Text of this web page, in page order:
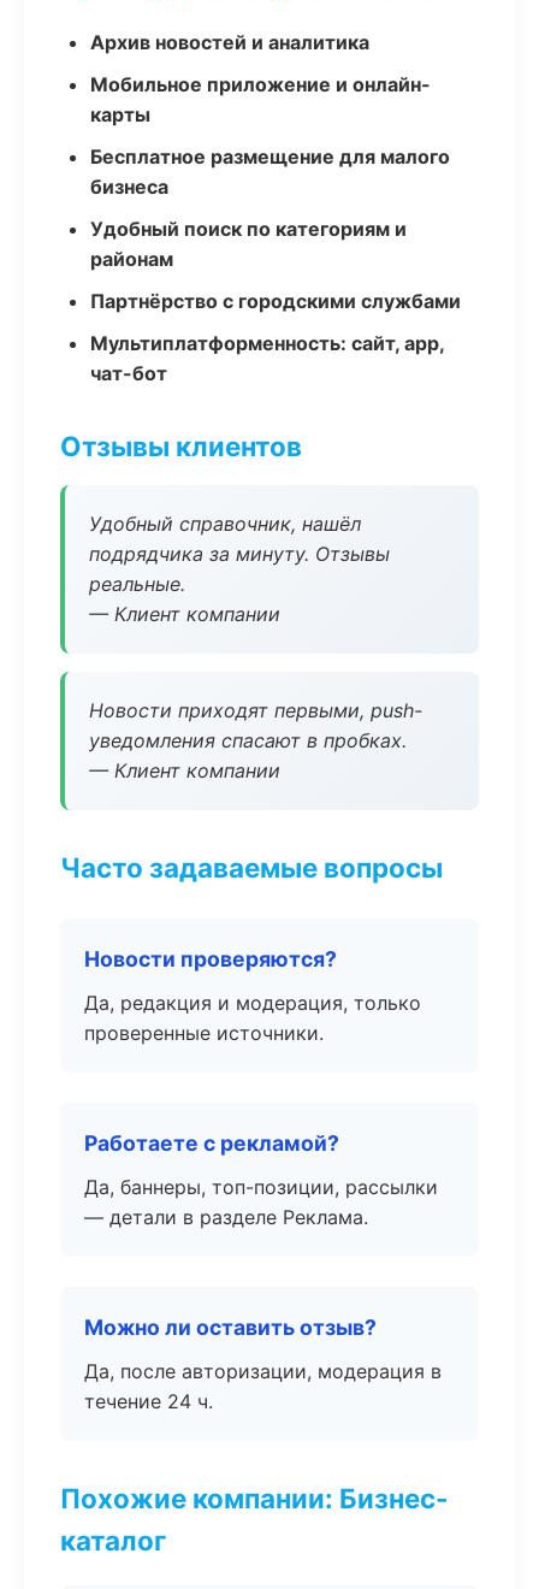
Архив новостей и аналитика
Мобильное приложение и онлайн-
карты
Бесплатное размещение для малого
бизнеса
Удобный поиск по категориям и
районам
Партнёрство с городскими службами
Мультиплатформенность: сайт, app,
чат-бот
Отзывы клиентов
Удобный справочник, нашёл
подрядчика за минуту. Отзывы
реальные.
— Клиент компании
Новости приходят первыми, push-
уведомления спасают в пробках.
— Клиент компании
Часто задаваемые вопросы
Новости проверяются?
Да, редакция и модерация, только
проверенные источники.
Работаете с рекламой?
Да, баннеры, топ-позиции, рассылки
— детали в разделе Реклама.
Можно ли оставить отзыв?
Да, после авторизации, модерация в
течение 24 ч.
Похожие компании: Бизнес-
каталог